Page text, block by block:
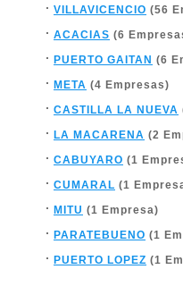
VILLAVICENCIO (56
ACACIAS (6
PUERTO GAITAN (6
META (4 Empresas)
CASTILLA LA NUEVA
LA MACARENA (2
CABUYARO (1
CUMARAL (1
MITU (1 Empresa)
PARATEBUENO (1
PUERTO LOPEZ (1